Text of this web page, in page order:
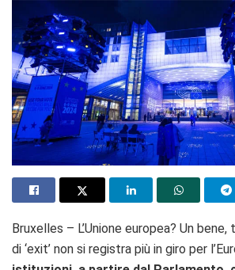
Bruxelles – L’Unione europea? Un
di ‘exit’ non si registra più in giro per